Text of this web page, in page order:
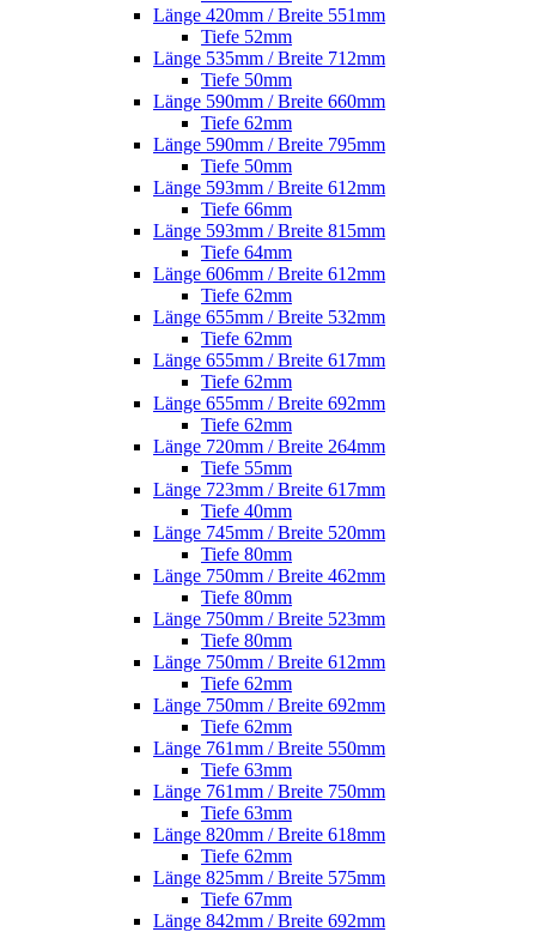
Länge 420mm / Breite 551mm
Tiefe 52mm
Länge 535mm / Breite 712mm
Tiefe 50mm
Länge 590mm / Breite 660mm
Tiefe 62mm
Länge 590mm / Breite 795mm
Tiefe 50mm
Länge 593mm / Breite 612mm
Tiefe 66mm
Länge 593mm / Breite 815mm
Tiefe 64mm
Länge 606mm / Breite 612mm
Tiefe 62mm
Länge 655mm / Breite 532mm
Tiefe 62mm
Länge 655mm / Breite 617mm
Tiefe 62mm
Länge 655mm / Breite 692mm
Tiefe 62mm
Länge 720mm / Breite 264mm
Tiefe 55mm
Länge 723mm / Breite 617mm
Tiefe 40mm
Länge 745mm / Breite 520mm
Tiefe 80mm
Länge 750mm / Breite 462mm
Tiefe 80mm
Länge 750mm / Breite 523mm
Tiefe 80mm
Länge 750mm / Breite 612mm
Tiefe 62mm
Länge 750mm / Breite 692mm
Tiefe 62mm
Länge 761mm / Breite 550mm
Tiefe 63mm
Länge 761mm / Breite 750mm
Tiefe 63mm
Länge 820mm / Breite 618mm
Tiefe 62mm
Länge 825mm / Breite 575mm
Tiefe 67mm
Länge 842mm / Breite 692mm